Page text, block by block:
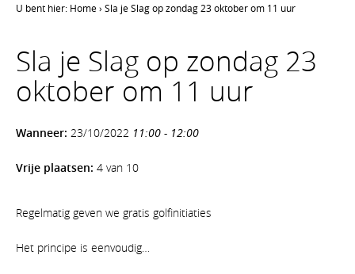
U bent hier: Home› Sla je Slag op zondag 23 oktober om 11 uur
Sla je Slag op zondag 23
oktober om 11 uur
Wanneer: 23/10/2022 11:00 - 12:00
Vrije plaatsen: 4 van 10
Regelmatig geven we gratis golfinitiaties
Het principe is eenvoudig…